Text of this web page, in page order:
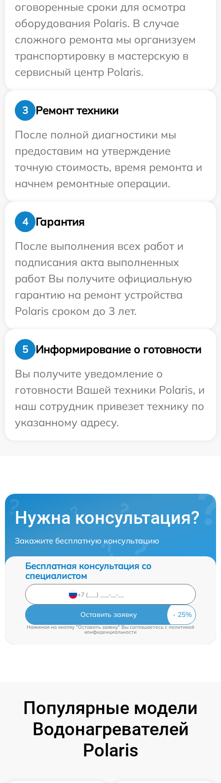
оговоренные сроки для осмотра
оборудования Polaris. В случае
сложного ремонта мы организуем
транспортировку в мастерскую в
сервисный центр Polaris.
3
Ремонт техники
После полной диагностики мы
предоставим на утверждение
точную стоимость, время ремонта и
начнем ремонтные операции.
4
Гарантия
После выполнения всех работ и
подписания акта выполненных
работ Вы получите официальную
гарантию на ремонт устройства
Polaris сроком до 3 лет.
5
Информирование о готовности
Вы получите уведомление о
готовности Вашей техники Polaris, и
наш сотрудник привезет технику по
указанному адресу.
Нужна консультация?
Закажите бесплатную консультацию
Бесплатная консультация со
специалистом
Оставить заявку
Нажимая на кнопку "Оставить заявку" Вы соглашаетесь cполитикой
конфиденциальности
Популярные модели
Водонагревателей
Polaris